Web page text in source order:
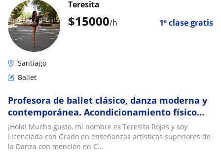
$15000/h 1ª clase gratis
Teresita
Santiago
Ballet
Profesora de ballet clásico, danza moderna y
contemporánea. Acondicionamiento físico
para bailarines y artistas escénicos
¡Hola! Mucho gusto, mi nombre es Teresita Rojas y soy
Licenciada con Grado en enseñanzas artísticas superiores de
la Danza con mención en C...